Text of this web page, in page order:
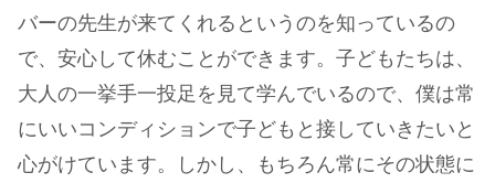
バーの先生が来てくれるというのを知っているの
で、安心して休むことができます。子どもたちは、
大人の一挙手一投足を見て学んでいるので、僕は常
にいいコンディションで子どもと接していきたいと
心がけています。しかし、もちろん常にその状態に